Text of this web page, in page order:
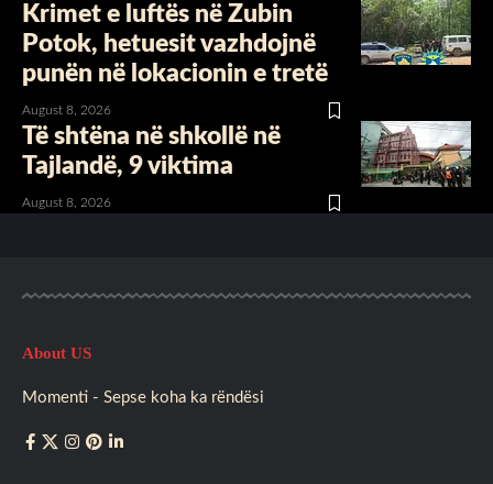
Krimet e luftës në Zubin
Potok, hetuesit vazhdojnë
punën në lokacionin e tretë
August 8, 2026
Të shtëna në shkollë në
Tajlandë, 9 viktima
August 8, 2026
About US
Momenti - Sepse koha ka rëndësi